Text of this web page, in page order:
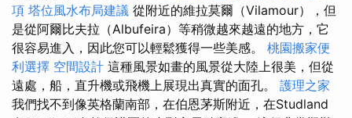
項 塔位風水布局建議 從附近的維拉莫爾（Vilamour），但
是從阿爾比夫拉（Albufeira）等稍微越來越遠的地方，它
很容易進入，因此您可以輕鬆獲得一些美感。 桃園搬家便
利選擇 空間設計 這種風景如畫的風景從大陸上很美，但從
遠處，船，直升機或飛機上展現出真實的面孔。 護理之家
我們找不到像英格蘭南部，在伯恩茅斯附近，在Studland